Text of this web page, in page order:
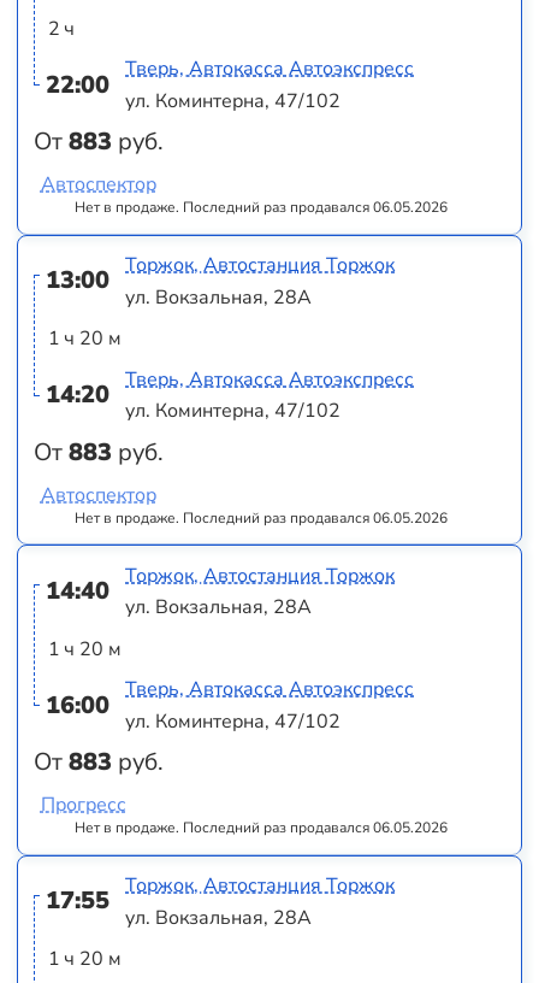
2 ч
22:00
От883 руб.
Тверь, Автокасса Автоэкспресс
ул. Коминтерна, 47/102
Нет в продаже. Последний раз продавался 06.05.2026
Автоспектор
13:00
1 ч 20 м
14:20
От883 руб.
Торжок, Автостанция Торжок
ул. Вокзальная, 28А
Тверь, Автокасса Автоэкспресс
ул. Коминтерна, 47/102
Нет в продаже. Последний раз продавался 06.05.2026
Автоспектор
14:40
1 ч 20 м
16:00
От883 руб.
Торжок, Автостанция Торжок
ул. Вокзальная, 28А
Тверь, Автокасса Автоэкспресс
ул. Коминтерна, 47/102
Нет в продаже. Последний раз продавался 06.05.2026
Прогресс
17:55
1 ч 20 м
Торжок, Автостанция Торжок
ул. Вокзальная, 28А